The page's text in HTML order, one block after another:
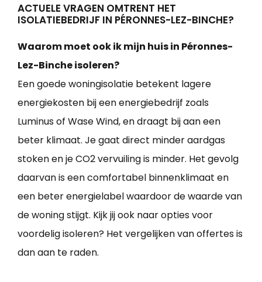
ACTUELE VRAGEN OMTRENT HET
ISOLATIEBEDRIJF IN PÉRONNES-LEZ-BINCHE?
Waarom moet ook ik mijn huis in Péronnes-
Lez-Binche isoleren?
Een goede woningisolatie betekent lagere
energiekosten bij een energiebedrijf zoals
Luminus of Wase Wind, en draagt bij aan een
beter klimaat. Je gaat direct minder aardgas
stoken en je CO2 vervuiling is minder. Het gevolg
daarvan is een comfortabel binnenklimaat en
een beter energielabel waardoor de waarde van
de woning stijgt. Kijk jij ook naar opties voor
voordelig isoleren? Het vergelijken van offertes is
dan aan te raden.